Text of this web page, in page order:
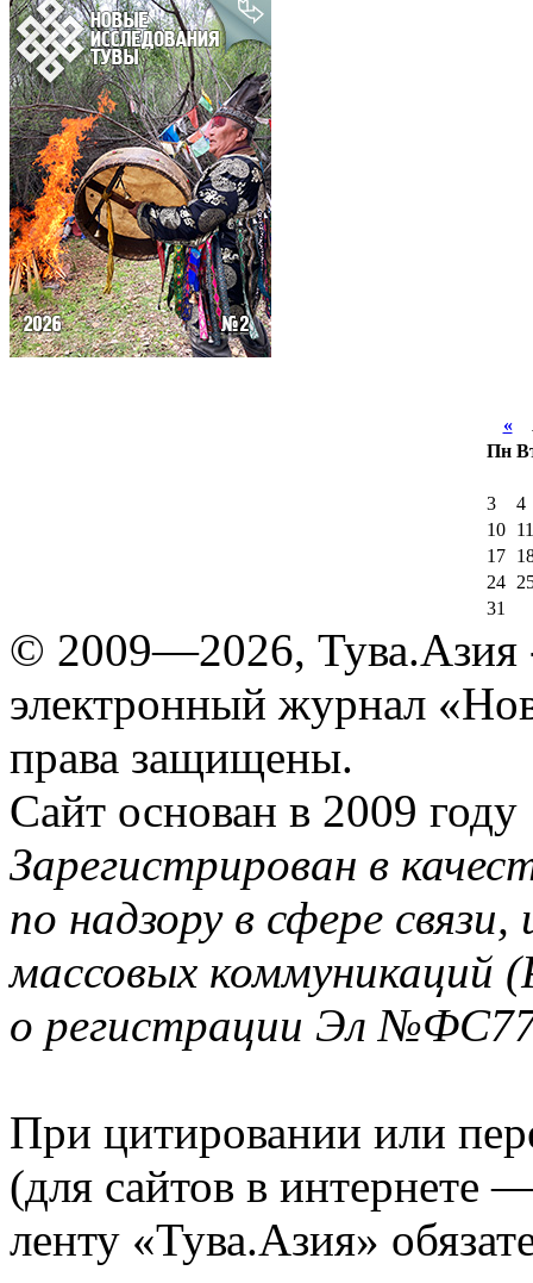
«
Пн
3
4
10
11
17
24
31
© 2009—2026, Тува.Азия
электронный журнал
права защищены.
Сайт основан в 2009 году
Зарегистрирован в
по надзору в сфере
массовых коммуникаций
о регистрации Эл
При цитировании или
(для сайтов в интернете
ленту «Тува.Азия»